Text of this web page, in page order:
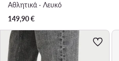
Αθλητικά · Λευκό
149,90€